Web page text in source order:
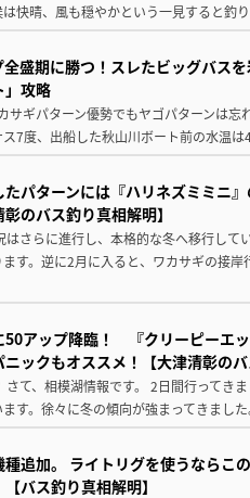
は快晴、風も穏やかという一見すると
全盛期に勝つ！スレたビッグバス
」攻略
サギパターン優勢でもヤゴパターンは忘
7度、出船した秋山川ボート前の水温
たパターンには『ハリネズミミニ
のバス釣り真相解明】
はさらに進行し、本格的な冬へ移行し
す。逆に2月に入ると、ワカサギの接
50アップ降臨！ 『クリーピーエ
ックもオススメ！【大津清彰のバ
さて、相模湖情報です。 2日間行ってき
す。徐々に冬の傾向が強まってきまし
種追加。 ライトリグを使うならこ
バス釣り真相解明】